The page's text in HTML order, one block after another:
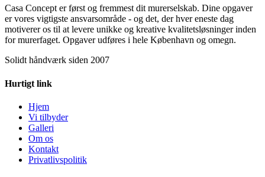
Casa Concept er først og fremmest dit murerselskab. Dine opgaver
er vores vigtigste ansvarsområde - og det, der hver eneste dag
motiverer os til at levere unikke og kreative kvalitetsløsninger inden
for murerfaget. Opgaver udføres i hele København og omegn.
Solidt håndværk siden 2007
Hurtigt link
Hjem
Vi tilbyder
Galleri
Om os
Kontakt
Privatlivspolitik